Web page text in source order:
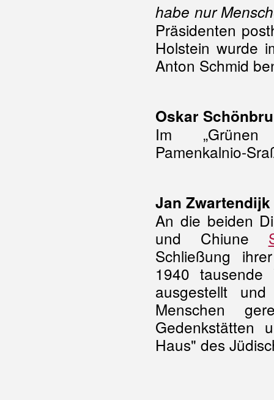
habe nur
Präsidenten
Holstein wurde
Anton Schmid
Oskar
Im „Grünen
Pamenkalnio-
Jan
An die beiden
und Chiune
Schließung
1940
ausgestellt
Menschen
Gedenkstätten
Haus" des